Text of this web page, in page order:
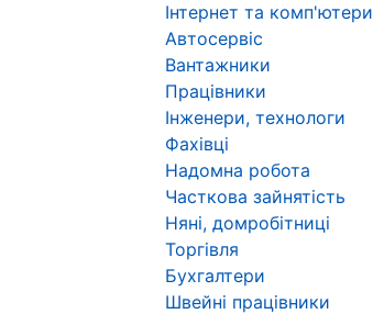
Інтернет та комп'ютери
Автосервіс
Вантажники
Працівники
Інженери, технологи
Фахівці
Надомна робота
Часткова зайнятість
Няні, домробітниці
Торгівля
Бухгалтери
Швейні працівники